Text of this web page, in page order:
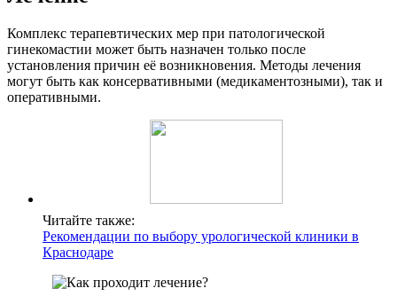
Комплекс терапевтических мер при патологической
гинекомастии может быть назначен только после
установления причин её возникновения. Методы лечения
могут быть как консервативными (медикаментозными), так и
оперативными.
Читайте также:
Рекомендации по выбору урологической клиники в
Краснодаре